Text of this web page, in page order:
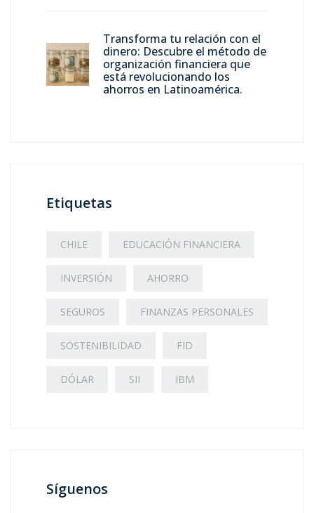
Transforma tu relación con el
dinero: Descubre el método de
organización financiera que
está revolucionando los
ahorros en Latinoamérica.
Etiquetas
CHILE EDUCACIÓN FINANCIERA
INVERSIÓN AHORRO
SEGUROS FINANZAS PERSONALES
SOSTENIBILIDAD FID
DÓLAR SII IBM
Síguenos